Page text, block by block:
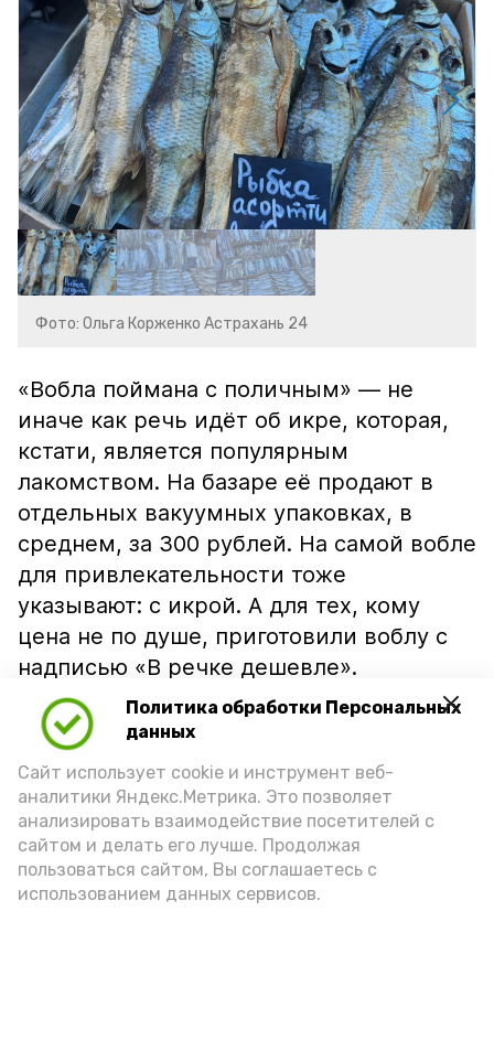
Политика обработки Персональных
данных
Сайт использует cookie и инструмент веб-
аналитики Яндекс.Метрика. Это позволяет
анализировать взаимодействие посетителей с
сайтом и делать его лучше. Продолжая
пользоваться сайтом, Вы соглашаетесь с
использованием данных сервисов.
Фото: Ольга Корженко Астрахань 24
«Вобла поймана с поличным» — не
иначе как речь идёт об икре, которая,
кстати, является популярным
лакомством. На базаре её продают в
отдельных вакуумных упаковках, в
среднем, за 300 рублей. На самой вобле
для привлекательности тоже
указывают: с икрой. А для тех, кому
цена не по душе, приготовили воблу с
надписью «В речке дешевле».